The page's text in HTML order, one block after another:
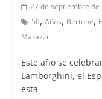
27 de septiembre de
50, Años, Bertone,
Marazzi
Este año se
Lamborghini, el
esta